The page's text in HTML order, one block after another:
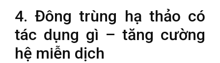
4. Đông trùng hạ thảo có
tác dụng gì – tăng cường
hệ miễn dịch